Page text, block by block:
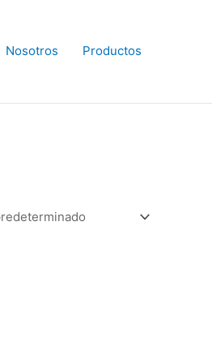
Nosotros Productos